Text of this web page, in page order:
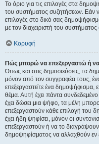
Το όριο για τις επιλογές στα
του συστήματος συζητήσεων. Εάν
επιλογές στο δικό σας
με τον διαχειριστή του
Κορυφή
Πώς μπορώ να επεξεργαστώ ή
Όπως και στις δημοσιεύσεις, τα
μόνον από τον συγγραφέα τους,
επεξεργαστείτε ένα δημοψήφισμα,
θέμα. Αυτή έχει πάντα
έχει δώσει μια ψήφο, τα μέλη
επεξεργαστούν κάθε επιλογή του
έχει ήδη ψηφίσει, μόνον οι
επεξεργαστούν ή να το
δημοψηφίσματος να αλλαχθούν εν